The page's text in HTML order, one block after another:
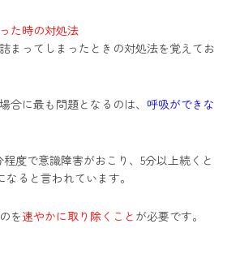
た時の対処法
まってしまったときの対処法を覚えてお
合に最も問題となるのは、 呼吸ができな
度で意識障害がおこり、5分以上続くと
ると言われています。
を速やかに取り除くこと が必要です。